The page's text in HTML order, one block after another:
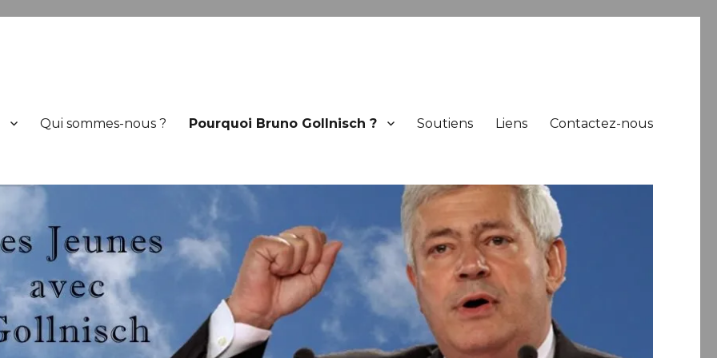
Qui sommes-nous ? Pourquoi Bruno Gollnisch ? Soutiens Liens Contactez-nous